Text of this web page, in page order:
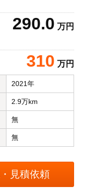
290.0 万円
310 万円
2021年
2.9万km
無
無